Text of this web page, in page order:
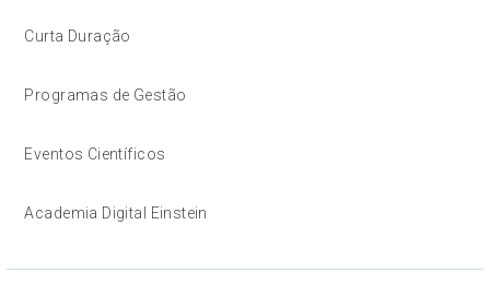
Curta Duração
Programas de Gestão
Eventos Científicos
Academia Digital Einstein